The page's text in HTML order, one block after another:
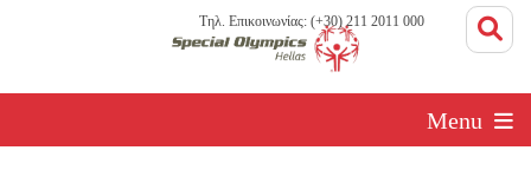
Τηλ. Επικοινωνίας: (+30) 211 2011 000
Menu